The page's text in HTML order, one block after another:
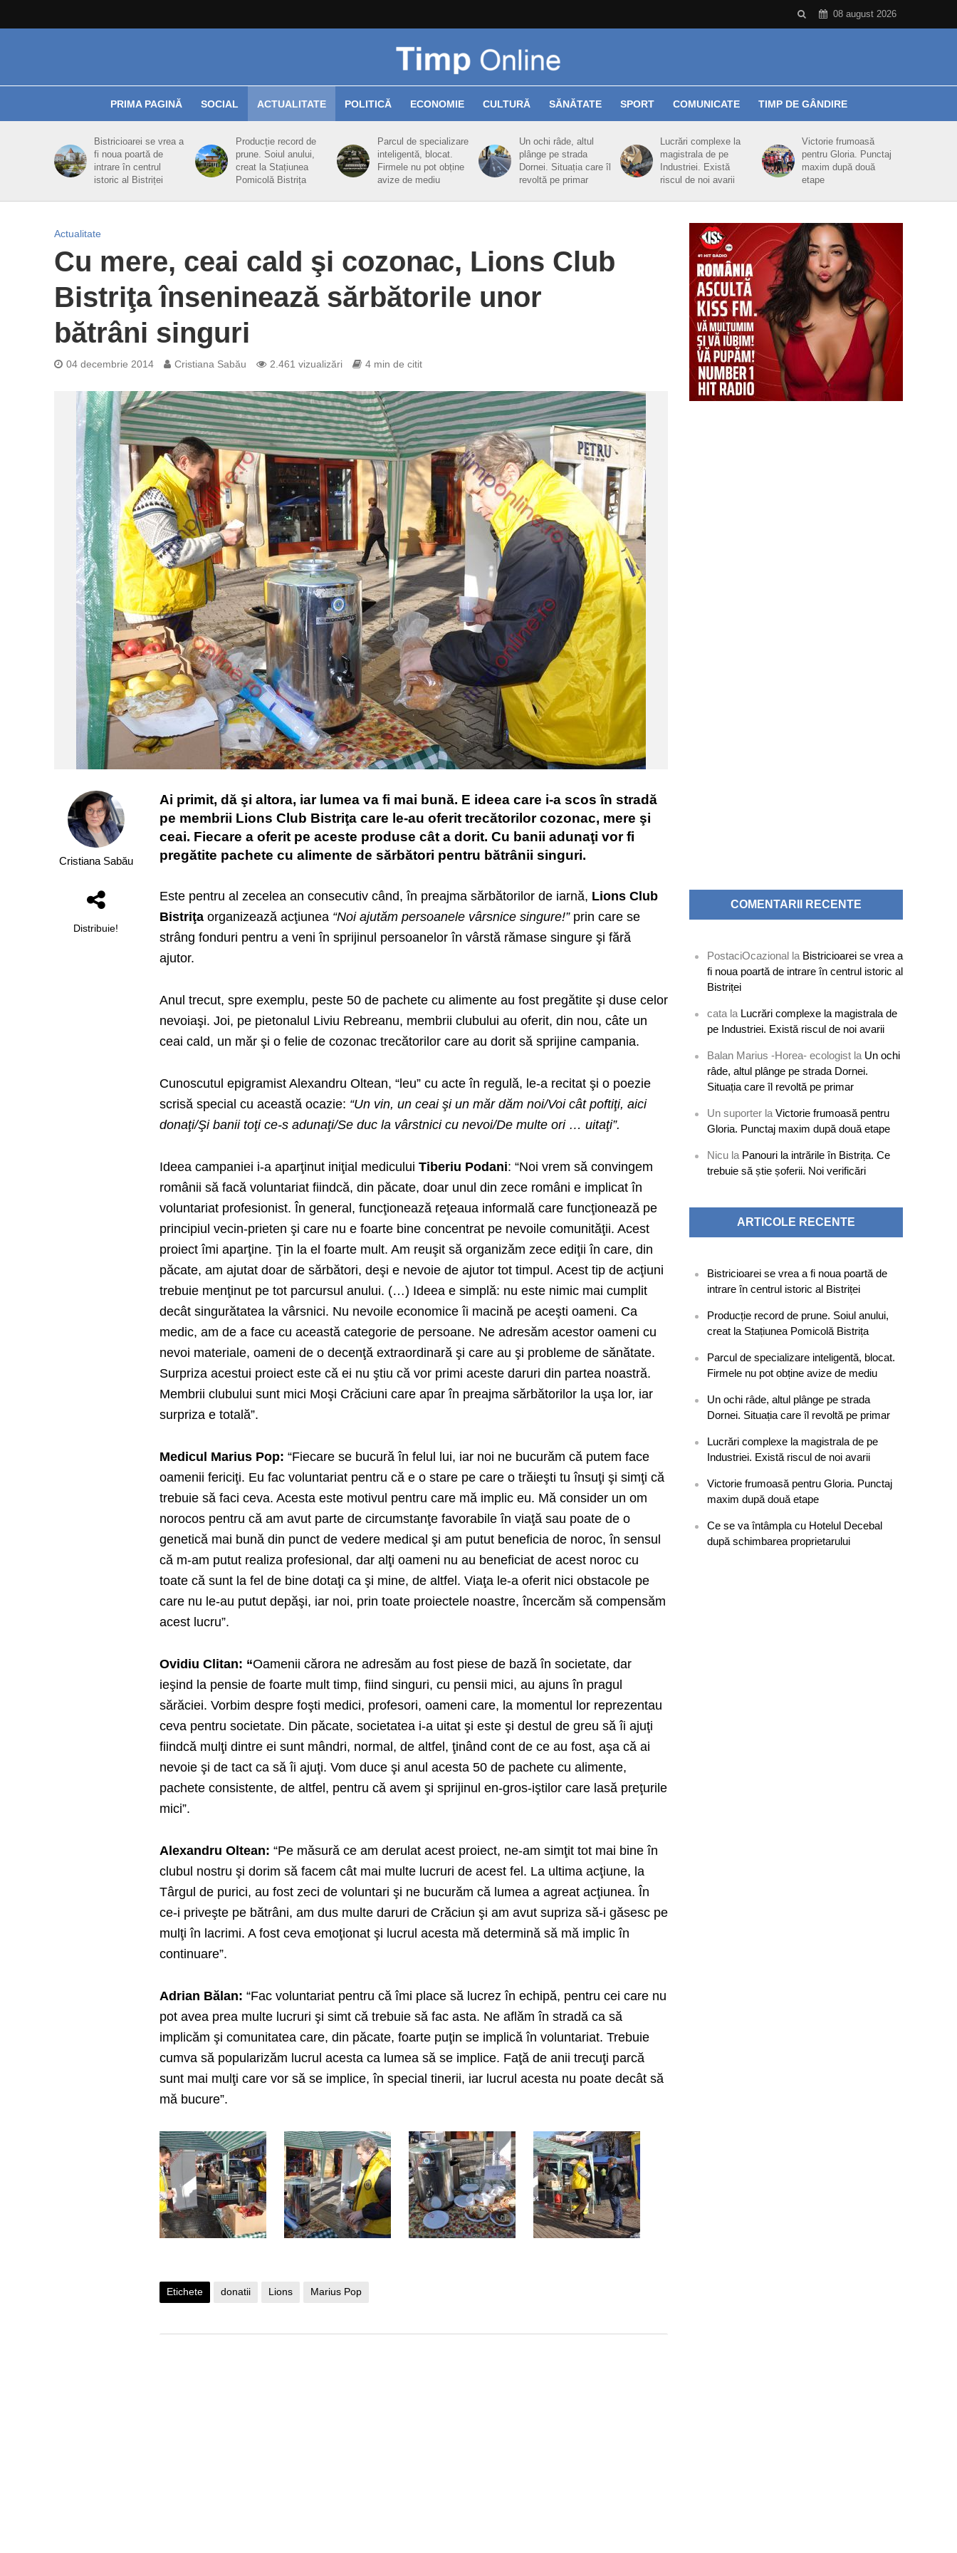
08 august 2026
PRIMA PAGINĂ SOCIAL ACTUALITATE POLITICĂ ECONOMIE CULTURĂ SĂNĂTATE SPORT COMUNICATE TIMP DE GÂNDIRE
Bistricioarei se vrea a
fi noua poartă de
intrare în centrul
istoric al Bistriței
Producție record de
prune. Soiul anului,
creat la Stațiunea
Pomicolă Bistrița
Parcul de specializare
inteligentă, blocat.
Firmele nu pot obține
avize de mediu
Un ochi râde, altul
plânge pe strada
Dornei. Situația care îl
revoltă pe primar
Lucrări complexe la
magistrala de pe
Industriei. Există
riscul de noi avarii
Victorie frumoasă
pentru Gloria. Punctaj
maxim după două
etape
Actualitate
Cu mere, ceai cald şi cozonac, Lions Club
Bistriţa înseninează sărbătorile unor
bătrâni singuri
04 decembrie 2014 Cristiana Sabău 2.461 vizualizări 4 min de citit
Cristiana Sabău
Distribuie!
Ai primit, dă şi altora, iar lumea va fi mai bună. E ideea care i-a scos în stradă
pe membrii Lions Club Bistriţa care le-au oferit trecătorilor cozonac, mere şi
ceai. Fiecare a oferit pe aceste produse cât a dorit. Cu banii adunaţi vor fi
pregătite pachete cu alimente de sărbători pentru bătrânii singuri.
Este pentru al zecelea an consecutiv când, în preajma sărbătorilor de iarnă, Lions Club
Bistriţa organizează acţiunea “Noi ajutăm persoanele vârsnice singure!” prin care se
strâng fonduri pentru a veni în sprijinul persoanelor în vârstă rămase singure şi fără
ajutor.
Anul trecut, spre exemplu, peste 50 de pachete cu alimente au fost pregătite şi duse celor
nevoiaşi. Joi, pe pietonalul Liviu Rebreanu, membrii clubului au oferit, din nou, câte un
ceai cald, un măr şi o felie de cozonac trecătorilor care au dorit să sprijine campania.
Cunoscutul epigramist Alexandru Oltean, “leu” cu acte în regulă, le-a recitat şi o poezie
scrisă special cu această ocazie: “Un vin, un ceai şi un măr dăm noi/Voi cât poftiţi, aici
donaţi/Şi banii toţi ce-s adunaţi/Se duc la vârstnici cu nevoi/De multe ori … uitaţi”.
Ideea campaniei i-a aparţinut iniţial medicului Tiberiu Podani: “Noi vrem să convingem
românii să facă voluntariat fiindcă, din păcate, doar unul din zece români e implicat în
voluntariat profesionist. În general, funcţionează reţeaua informală care funcţionează pe
principiul vecin-prieten şi care nu e foarte bine concentrat pe nevoile comunităţii. Acest
proiect îmi aparţine. Ţin la el foarte mult. Am reuşit să organizăm zece ediţii în care, din
păcate, am ajutat doar de sărbători, deşi e nevoie de ajutor tot timpul. Acest tip de acţiuni
trebuie menţinut pe tot parcursul anului. (…) Ideea e simplă: nu este nimic mai cumplit
decât singurătatea la vârsnici. Nu nevoile economice îi macină pe aceşti oameni. Ca
medic, am de a face cu această categorie de persoane. Ne adresăm acestor oameni cu
nevoi materiale, oameni de o decenţă extraordinară şi care au şi probleme de sănătate.
Surpriza acestui proiect este că ei nu ştiu că vor primi aceste daruri din partea noastră.
Membrii clubului sunt mici Moşi Crăciuni care apar în preajma sărbătorilor la uşa lor, iar
surpriza e totală”.
Medicul Marius Pop: “Fiecare se bucură în felul lui, iar noi ne bucurăm că putem face
oamenii fericiţi. Eu fac voluntariat pentru că e o stare pe care o trăieşti tu însuţi şi simţi că
trebuie să faci ceva. Acesta este motivul pentru care mă implic eu. Mă consider un om
norocos pentru că am avut parte de circumstanţe favorabile în viaţă sau poate de o
genetică mai bună din punct de vedere medical şi am putut beneficia de noroc, în sensul
că m-am putut realiza profesional, dar alţi oameni nu au beneficiat de acest noroc cu
toate că sunt la fel de bine dotaţi ca şi mine, de altfel. Viaţa le-a oferit nici obstacole pe
care nu le-au putut depăşi, iar noi, prin toate proiectele noastre, încercăm să compensăm
acest lucru”.
Ovidiu Clitan: “Oamenii cărora ne adresăm au fost piese de bază în societate, dar
ieşind la pensie de foarte mult timp, fiind singuri, cu pensii mici, au ajuns în pragul
sărăciei. Vorbim despre foşti medici, profesori, oameni care, la momentul lor reprezentau
ceva pentru societate. Din păcate, societatea i-a uitat şi este şi destul de greu să îi ajuţi
fiindcă mulţi dintre ei sunt mândri, normal, de altfel, ţinând cont de ce au fost, aşa că ai
nevoie şi de tact ca să îi ajuţi. Vom duce şi anul acesta 50 de pachete cu alimente,
pachete consistente, de altfel, pentru că avem şi sprijinul en-gros-iştilor care lasă preţurile
mici”.
Alexandru Oltean: “Pe măsură ce am derulat acest proiect, ne-am simţit tot mai bine în
clubul nostru şi dorim să facem cât mai multe lucruri de acest fel. La ultima acţiune, la
Târgul de purici, au fost zeci de voluntari şi ne bucurăm că lumea a agreat acţiunea. În
ce-i priveşte pe bătrâni, am dus multe daruri de Crăciun şi am avut supriza să-i găsesc pe
mulţi în lacrimi. A fost ceva emoţionat şi lucrul acesta mă determină să mă implic în
continuare”.
Adrian Bălan: “Fac voluntariat pentru că îmi place să lucrez în echipă, pentru cei care nu
pot avea prea multe lucruri şi simt că trebuie să fac asta. Ne aflăm în stradă ca să
implicăm şi comunitatea care, din păcate, foarte puţin se implică în voluntariat. Trebuie
cumva să popularizăm lucrul acesta ca lumea să se implice. Faţă de anii trecuţi parcă
sunt mai mulţi care vor să se implice, în special tinerii, iar lucrul acesta nu poate decât să
mă bucure”.
Etichete donatii Lions Marius Pop
COMENTARII RECENTE
PostaciOcazional la Bistricioarei se vrea a
fi noua poartă de intrare în centrul istoric al
Bistriței
cata la Lucrări complexe la magistrala de
pe Industriei. Există riscul de noi avarii
Balan Marius -Horea- ecologist la Un ochi
râde, altul plânge pe strada Dornei.
Situația care îl revoltă pe primar
Un suporter laVictorie frumoasă pentru
Gloria. Punctaj maxim după două etape
Nicu la Panouri la intrările în Bistrița. Ce
trebuie să știe șoferii. Noi verificări
ARTICOLE RECENTE
Bistricioarei se vrea a fi noua poartă de
intrare în centrul istoric al Bistriței
Producție record de prune. Soiul anului,
creat la Stațiunea Pomicolă Bistrița
Parcul de specializare inteligentă, blocat.
Firmele nu pot obține avize de mediu
Un ochi râde, altul plânge pe strada
Dornei. Situația care îl revoltă pe primar
Lucrări complexe la magistrala de pe
Industriei. Există riscul de noi avarii
Victorie frumoasă pentru Gloria. Punctaj
maxim după două etape
Ce se va întâmpla cu Hotelul Decebal
după schimbarea proprietarului